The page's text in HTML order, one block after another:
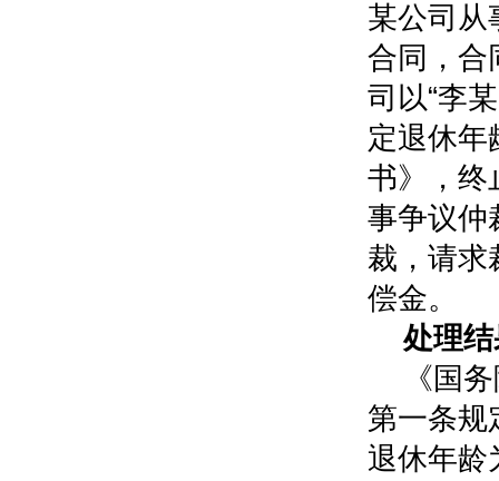
某公司从
合同，合
司以“李
定退休年
书》，终
事争议仲
裁，请求
偿金。
处理
《国
第一条规
退休年龄